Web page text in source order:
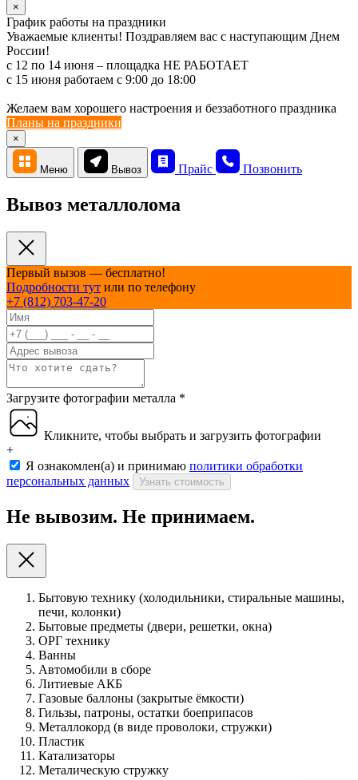
×
График работы на праздники
Уважаемые клиенты! Поздравляем вас с наступающим Днем
России!
с 12 по 14 июня – площадка НЕ РАБОТАЕТ
c 15 июня работаем с 9:00 до 18:00
Желаем вам хорошего настроения и беззаботного праздника
Планы на праздники
×
Меню Вывоз Прайс Позвонить
Вывоз металлолома
Первый вызов — бесплатно!
Подробности тут или по телефону
+7 (812) 703-47-20
Загрузите фотографии металла *
Кликните, чтобы выбрать и загрузить фотографии
+
Я ознакомлен(а) и принимаю политики обработки
персональных данных
Узнать стоимость
Не вывозим. Не принимаем.
Бытовую технику (холодильники, стиральные машины,
печи, колонки)
Бытовые предметы (двери, решетки, окна)
ОРГ технику
Ванны
Автомобили в сборе
Литиевые АКБ
Газовые баллоны (закрытые ёмкости)
Гильзы, патроны, остатки боеприпасов
Металлокорд (в виде проволоки, стружки)
Пластик
Катализаторы
Металическую стружку